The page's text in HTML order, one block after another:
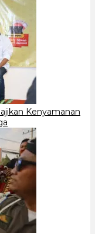
Kenyamanan